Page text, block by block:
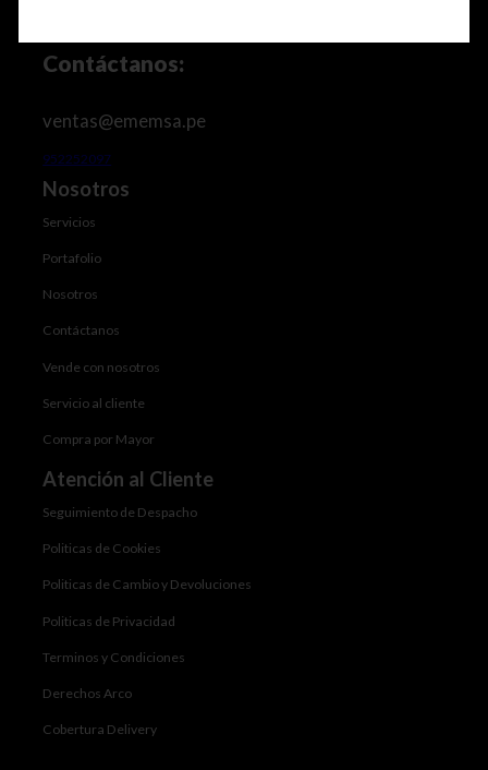
Contáctanos:
ventas@ememsa.pe
952252097
Nosotros
Servicios
Portafolio
Nosotros
Contáctanos
Vende con nosotros
Servicio al cliente
Compra por Mayor
Atención al Cliente
Seguimiento de Despacho
Politicas de Cookies
Politicas de Cambio y Devoluciones
Politicas de Privacidad
Terminos y Condiciones
Derechos Arco
Cobertura Delivery